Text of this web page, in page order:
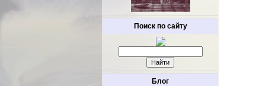
Поиск по сайту
Блог